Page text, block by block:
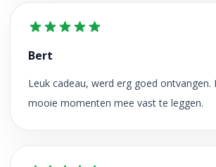
Bert
Leuk cadeau, werd erg goed ontvangen.
mooie momenten mee vast te leggen.